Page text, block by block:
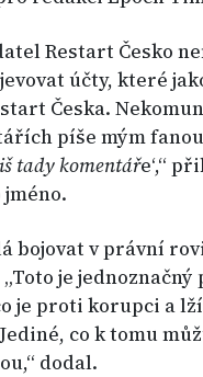
Restart Česko
účty, které
Česka.
píše mým
tady komentáře‘,“
bojovat v právní
je
je proti korupci a
co k tomu
dodal.